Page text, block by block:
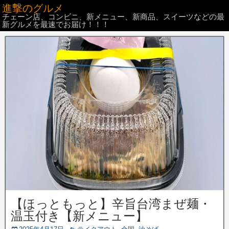
進撃のグルメ
チェーン店、コンビニ、新メニュー、新商品、スイーツなどの最
新グルメを最速でお届け！！！
【ほっともっと】辛旨台湾まぜ麺・
温玉付き【新メニュー】